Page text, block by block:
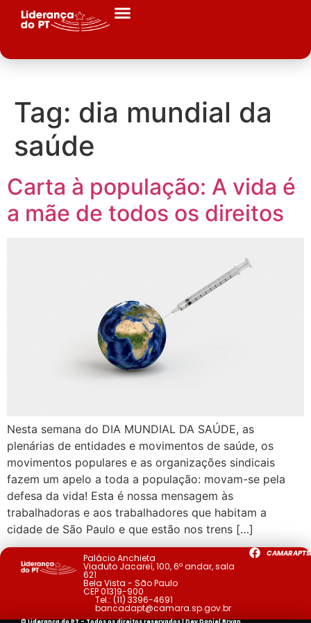
Tag: dia mundial da
saúde
Carta à população: A vida é
a mãe de todos os direitos
Nesta semana do DIA MUNDIAL DA SAÚDE, as
plenárias de entidades e movimentos de saúde, os
movimentos populares e as organizações sindicais
fazem um apelo a toda a população: movam-se pela
defesa da vida! Esta é nossa mensagem às
trabalhadoras e aos trabalhadores que habitam a
cidade de São Paulo e que estão nos trens […]
Palácio Anchieta
Viaduto Jacareí, 100, 6º andar, sala
621
Bela Vista - São Paulo
CEP 01319-900
Tel.: (11) 3396-4691
bancadapt@camara.sp.gov.br